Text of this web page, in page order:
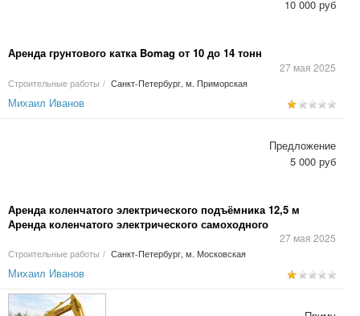
Аренда грунтового катка Bomag от 10 до 14 тонн
27 мая 2025
Строительные работы / Санкт-Петербург, м. Приморская
10 000 руб
Михаил Иванов
Аренда коленчатого электрического подъёмника 12,5 м
Аренда коленчатого электрического самоходного
подъёмника Upright АВ 38 12,5 м в Санкт-Петербурге по цене
от 4500 руб/ от 2-х суток. Благодаря горизонтальному вылету
коленчато-телескопической стрелы
27 мая 2025
Строительные работы / Санкт-Петербург, м. Московская
Предложение
5 000 руб
Михаил Иванов